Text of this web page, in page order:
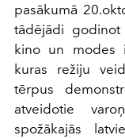
pasākumā
tādējādi godinot
kino un modes
kuras režiju
tērpus
atveidotie
spožākajās